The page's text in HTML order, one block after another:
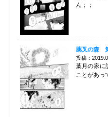
ん；；
薬叉の森
投稿：
葉月の家に
ことがあっ